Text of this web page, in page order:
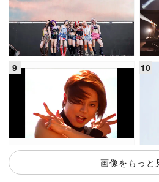
画像をもっと